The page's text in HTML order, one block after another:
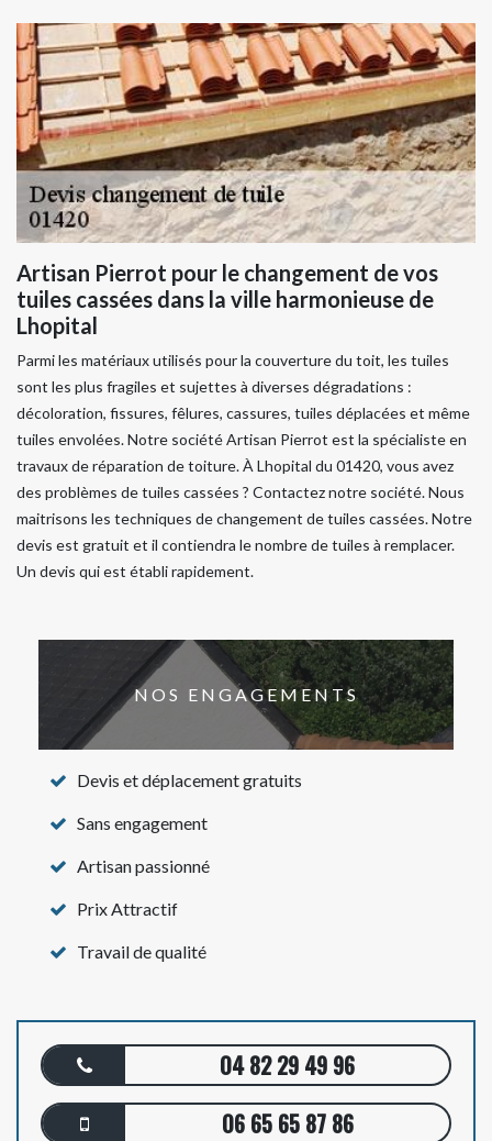
Artisan Pierrot pour le changement de vos
tuiles cassées dans la ville harmonieuse de
Lhopital
Parmi les matériaux utilisés pour la couverture du toit, les tuiles
sont les plus fragiles et sujettes à diverses dégradations :
décoloration, fissures, fêlures, cassures, tuiles déplacées et même
tuiles envolées. Notre société Artisan Pierrot est la spécialiste en
travaux de réparation de toiture. À Lhopital du 01420, vous avez
des problèmes de tuiles cassées ? Contactez notre société. Nous
maitrisons les techniques de changement de tuiles cassées. Notre
devis est gratuit et il contiendra le nombre de tuiles à remplacer.
Un devis qui est établi rapidement.
NOS ENGAGEMENTS
Devis et déplacement gratuits
Sans engagement
Artisan passionné
Prix Attractif
Travail de qualité
04 82 29 49 96
06 65 65 87 86